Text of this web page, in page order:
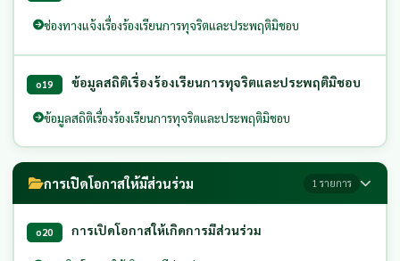
ช่องทางแจ้งเรื่องร้องเรียนการทุจริตและประพฤติมิชอบ
o19 ข้อมูลสถิติเรื่องร้องเรียนการทุจริตและประพฤติมิชอบ
ข้อมูลสถิติเรื่องร้องเรียนการทุจริตและประพฤติมิชอบ
การเปิดโอกาสให้มีส่วนร่วม 1 รายการ
o20 การเปิดโอกาสให้เกิดการมีส่วนร่วม